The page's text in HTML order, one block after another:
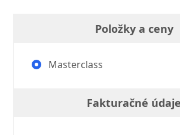
Položky a ceny
Masterclass
Fakturačné údaje